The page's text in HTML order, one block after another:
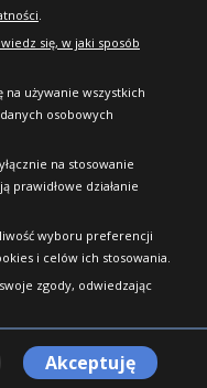
.
się, w jaki sposób
na używanie wszystkich
osobowych
na stosowanie
prawidłowe działanie
wyboru preferencji
i celów ich stosowania.
zgody, odwiedzając
Akceptuję
Wszelkie